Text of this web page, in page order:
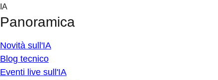
Skip
content
IA
Panoramica
Novità sull'IA
Blog tecnico
Eventi live sull'IA